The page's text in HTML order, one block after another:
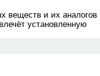
веществ и их аналогов
установленную